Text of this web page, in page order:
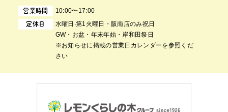
営業時間 10:00〜17:00
定休日
⽔曜⽇‧第1⽕曜⽇・阪南店のみ祝日
GW・お盆・年末年始・岸和田祭日
※お知らせに掲載の営業日カレンダーを参照くだ
さい